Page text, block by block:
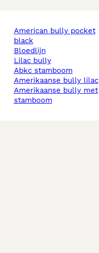
american bully pocket
black
bloedlijn
lilac bully
abkc stamboom
amerikaanse bully lilac
amerikaanse bully met
stamboom